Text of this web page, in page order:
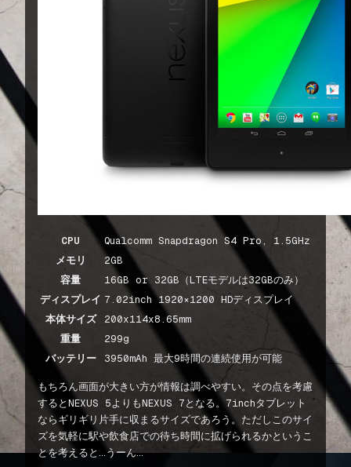
CPU
Qualcomm Snapdragon S4 Pro, 1.5GHz
メモリ
2GB
容量
16GB or 32GB（LTEモデルは32GBのみ）
ディスプレイ 7.02inch 1920×1200 HDディスプレイ
本体サイズ
200x114x8.65mm
重量
299g
バッテリー
3950mAh 最大9時間の連続使用が可能
もちろん画面が大きい方が情報は調べやすい。その点を考慮
するとNEXUS 5よりもNEXUS 7となる。7inchタブレット
ならギリギリ片手に収まるサイズであろう。ただしこのサイ
ズを気軽に駅や飲食店での待ち時間に拡げられるかというこ
とを考えると…うーん…